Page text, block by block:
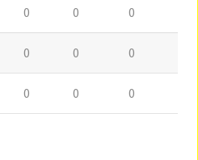
0 0 0
0 0 0
0 0 0